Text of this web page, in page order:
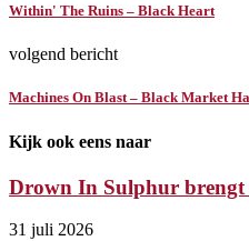
Within' The Ruins – Black Heart
volgend bericht
Machines On Blast – Black Market
Kijk ook eens naar
Drown In Sulphur brengt
31 juli 2026